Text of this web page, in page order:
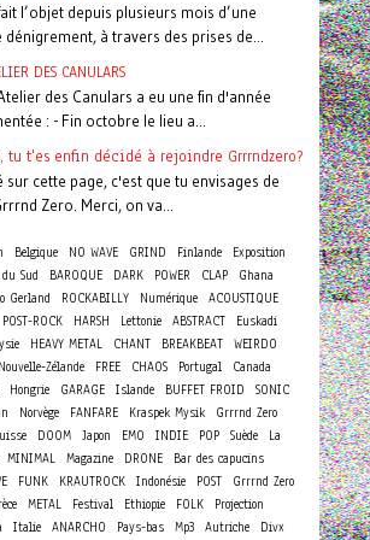
l’objet depuis plusieurs mois d’une
à travers des prises de...
DES CANULARS
des Canulars a eu une fin d'année
: - Fin octobre le lieu a...
tu t'es enfin décidé à rejoindre Grrrndzero?
sur cette page, c'est que tu envisages de
Zero. Merci, on va...
Belgique NO WAVE GRIND Finlande
Exposition
Sud BAROQUE DARK POWER CLAP
Ghana
Gerland ROCKABILLY Numérique
ACOUSTIQUE
POST-ROCK HARSH Lettonie ABSTRACT
Euskadi
HEAVY METAL CHANT BREAKBEAT WEIRDO
Nouvelle-Zélande FREE CHAOS Portugal
Canada
Hongrie GARAGE Islande BUFFET FROID
SONIC
Norvège FANFARE Kraspek Mysik
Grrrnd Zero
DOOM Japon EMO INDIE POP Suède
La
MINIMAL Magazine DRONE
Bar des capucins
FUNK KRAUTROCK Indonésie POST
Grrrnd Zero
METAL Festival Ethiopie FOLK
Projection
Italie ANARCHO Pays-bas Mp3 Autriche
Divx